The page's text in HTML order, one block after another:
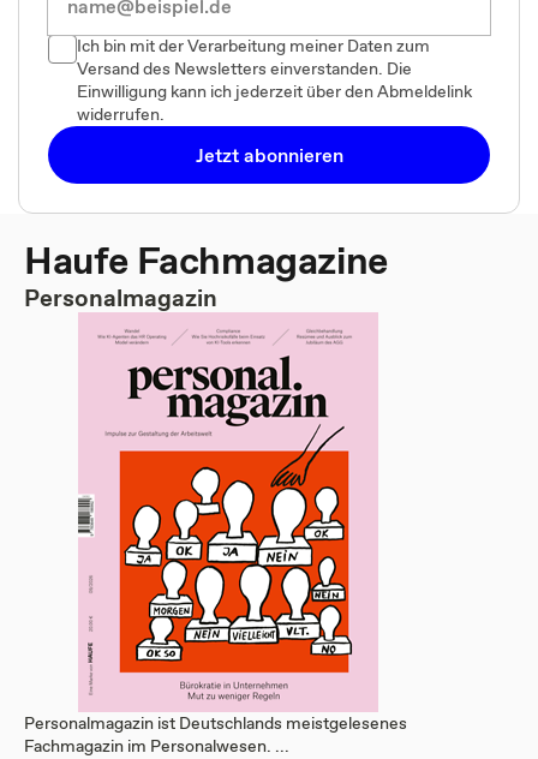
Ich bin mit der Verarbeitung meiner Daten zum
Versand des Newsletters einverstanden. Die
Einwilligung kann ich jederzeit über den Abmeldelink
widerrufen.
Jetzt abonnieren
Haufe Fachmagazine
Personalmagazin
Personalmagazin ist Deutschlands meistgelesenes
Fachmagazin im Personalwesen. ...